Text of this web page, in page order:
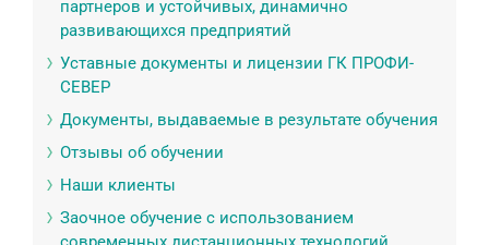
партнеров и устойчивых, динамично
развивающихся предприятий
Уставные документы и лицензии ГК ПРОФИ-
СЕВЕР
Документы, выдаваемые в результате обучения
Отзывы об обучении
Наши клиенты
Заочное обучение с использованием